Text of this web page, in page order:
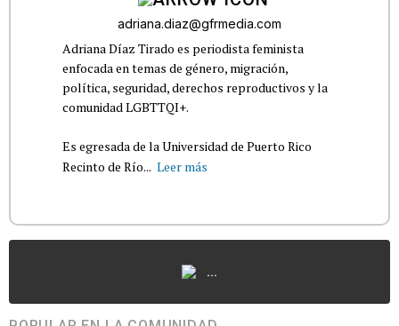
adriana.diaz@gfrmedia.com
Adriana Díaz Tirado es periodista feminista
enfocada en temas de género, migración,
política, seguridad, derechos reproductivos y la
comunidad LGBTTQI+.
Es egresada de la Universidad de Puerto Rico
Recinto de Río... Leer más
...